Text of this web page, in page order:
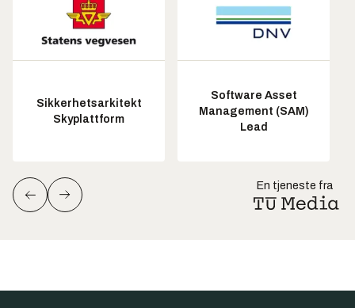
Sikkerhetsarkitekt
Skyplattform
Software Asset
Management (SAM)
Lead
En tjeneste fra